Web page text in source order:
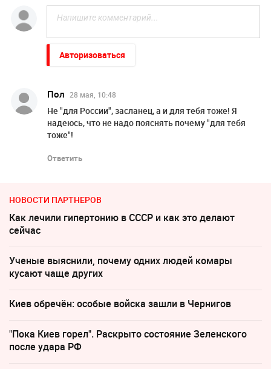
Авторизоваться
Пол 28 мая, 10:48
Не "для России", засланец, а и для тебя тоже! Я
надеюсь, что не надо пояснять почему "для тебя
тоже"!
Ответить
НОВОСТИ ПАРТНЕРОВ
Как лечили гипертонию в СССР и как это делают
сейчас
Ученые выяснили, почему одних людей комары
кусают чаще других
Киев обречён: особые войска зашли в Чернигов
"Пока Киев горел". Раскрыто состояние Зеленского
после удара РФ